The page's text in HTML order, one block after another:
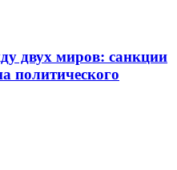
двух миров: санкции
политического